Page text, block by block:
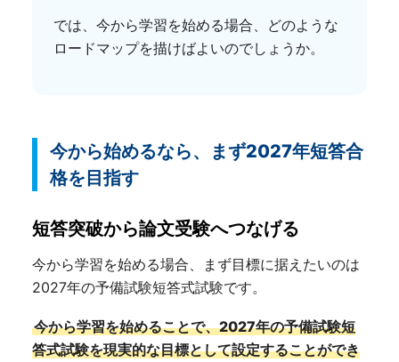
では、今から学習を始める場合、どのような
ロードマップを描けばよいのでしょうか。
今から始めるなら、まず2027年短答合
格を目指す
短答突破から論文受験へつなげる
今から学習を始める場合、まず目標に据えたいのは
2027年の予備試験短答式試験です。
今から学習を始めることで、2027年の予備試験短
答式試験を現実的な目標として設定することができ